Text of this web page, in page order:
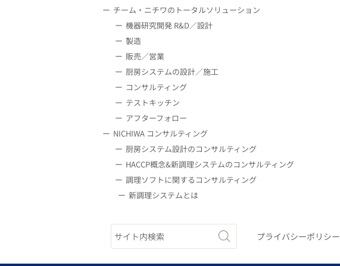
チーム・ニチワのトータルソリューション
機器研究開発 R&D／設計
製造
販売／営業
厨房システムの設計／施工
コンサルティング
テストキッチン
アフターフォロー
NICHIWA コンサルティング
厨房システム設計のコンサルティング
HACCP概念&新調理システムのコンサルティング
調理ソフトに関するコンサルティング
新調理システムとは
プライバシーポリシー